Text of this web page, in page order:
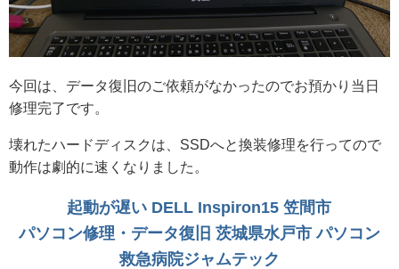
今回は、データ復旧のご依頼がなかったのでお預かり当日
修理完了です。
壊れたハードディスクは、SSDへと換装修理を行ってので
動作は劇的に速くなりました。
起動が遅い DELL Inspiron15 笠間市
パソコン修理・データ復旧 茨城県水戸市 パソコン
救急病院ジャムテック